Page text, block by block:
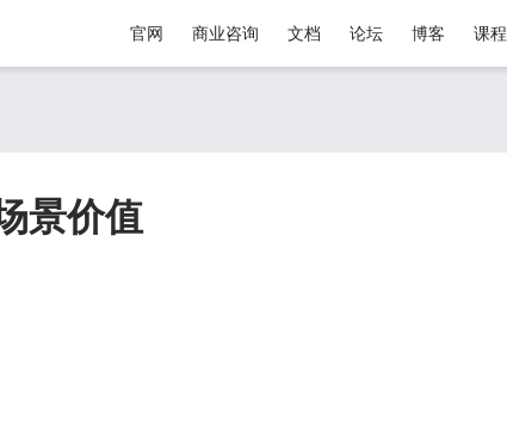
官网 商业咨询 文档 论坛 博客 课程
景价值